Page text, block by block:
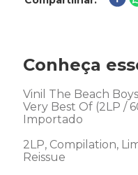
Conheça
Vinil The Beach
Very Best Of (2LP /
Importado
2LP, Compilation,
Reissue